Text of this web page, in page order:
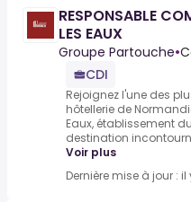
RESPONSABLE
LES EAUX
Groupe Partouche•
CDI
Rejoignez l'une des
hôtellerie de
Eaux, établissement
destination
Voir plus
Dernière mise à jour : il